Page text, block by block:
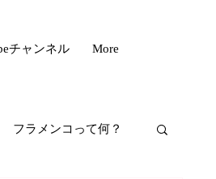
チャンネル More
フラメンコって何？